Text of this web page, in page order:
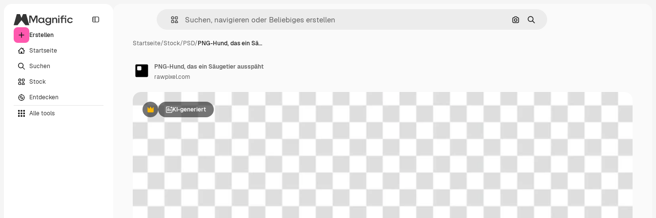
Erstellen
Startseite
Suchen
Stock
Entdecken
Alle tools
Nach Bild suchen
Suchen
Startseite/Stock/PSD/PNG-Hund, das ein Sä…
PremiumKI-generiert
PNG-Hund, das ein Säugetier ausspäht
rawpixel.com